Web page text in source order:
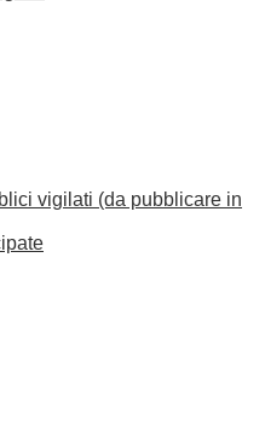
vigilati (da pubblicare in